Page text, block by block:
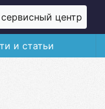
центр
и статьи